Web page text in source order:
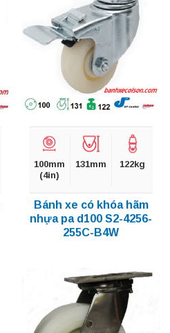
100mm
(4in)
131mm 122kg
Bánh xe có khóa hãm
nhựa pa d100 S2-4256-
255C-B4W